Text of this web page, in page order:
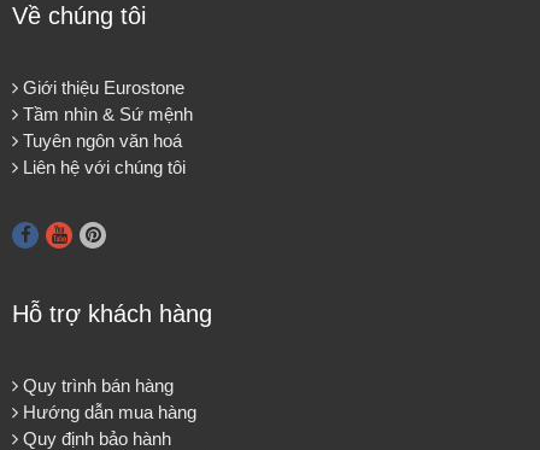
Về chúng tôi
Giới thiệu Eurostone
Tầm nhìn & Sứ mệnh
Tuyên ngôn văn hoá
Liên hệ với chúng tôi
Hỗ trợ khách hàng
Quy trình bán hàng
Hướng dẫn mua hàng
Quy định bảo hành